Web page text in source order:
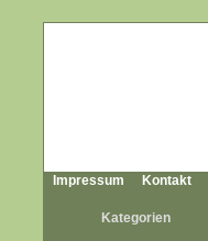
Impressum Kontakt
Kategorien